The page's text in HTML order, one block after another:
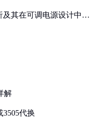
及其在可调电源设计中的
解
3505代换